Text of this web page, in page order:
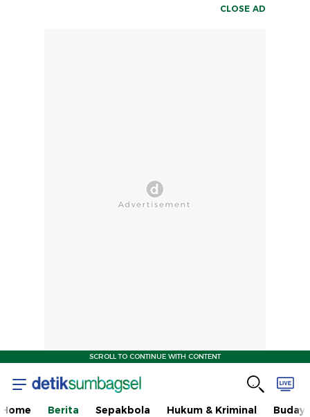
CLOSE AD
SCROLL TO CONTINUE WITH CONTENT
Home Berita Sepakbola Hukum & Kriminal